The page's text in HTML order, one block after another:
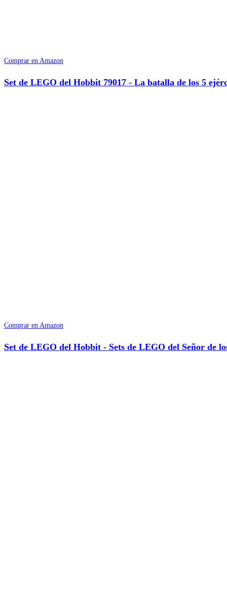
Comprar en Amazon
Set de LEGO del Hobbit 79017 - La batalla de los 5
Comprar en Amazon
Set de LEGO del Hobbit - Sets de LEGO del Señor de